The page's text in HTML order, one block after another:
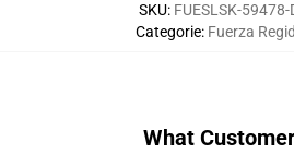
SKU: FUESLSK-59478-
Categorie: Fuerza
What